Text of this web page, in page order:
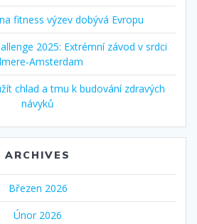
fitness výzev dobývá Evropu
2025: Extrémní závod v srdci
chlad a tmu k budování zdravých
návyků
ARCHIVES
Březen 2026
Únor 2026